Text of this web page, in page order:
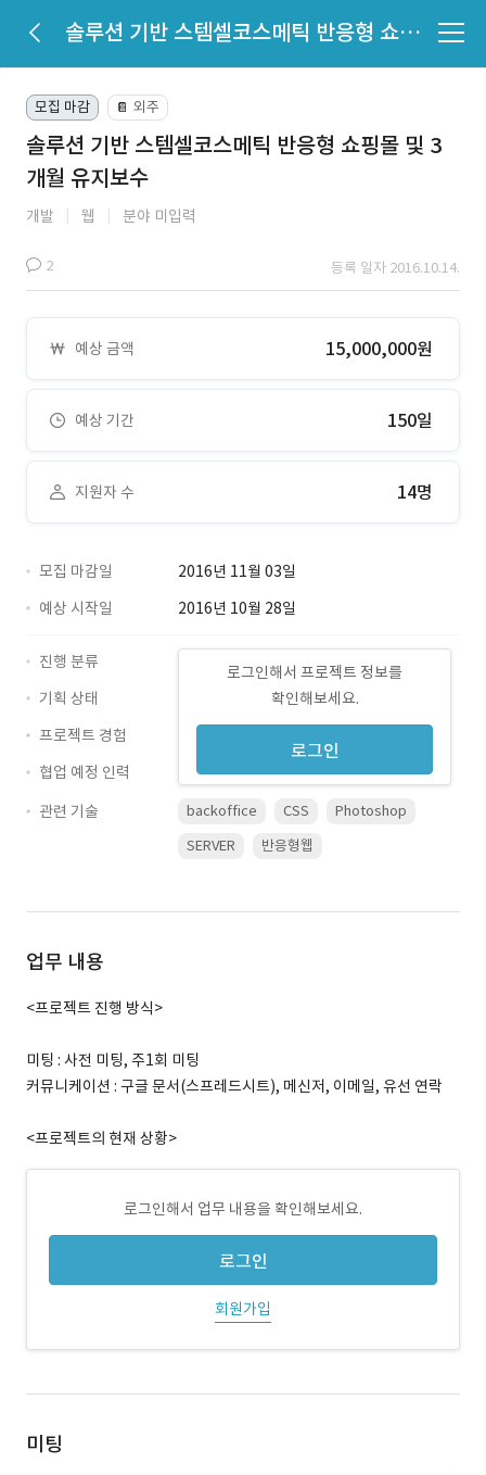
솔루션 기반 스템셀코스메틱 반응형 쇼핑몰 및 3개월 유지보수
모집 마감 📔 외주
솔루션 기반 스템셀코스메틱 반응형 쇼핑몰 및 3
개월 유지보수
개발 웹 분야 미입력
2 등록 일자 2016.10.14.
예상 금액 15,000,000원
예상 기간 150일
지원자 수 14명
모집 마감일
2016년 11월 03일
예상 시작일
2016년 10월 28일
로그인해서 프로젝트 정보를
확인해보세요.
로그인
진행 분류
기획 상태
프로젝트 경험
협업 예정 인력
관련 기술
backoffice CSS
Photoshop
SERVER
반응형웹
업무 내용
<프로젝트 진행 방식>
미팅 : 사전 미팅, 주1회 미팅
커뮤니케이션 : 구글 문서(스프레드시트), 메신저, 이메일, 유선 연락
<프로젝트의 현재 상황>
로그인해서 업무 내용을 확인해보세요.
로그인
회원가입
미팅